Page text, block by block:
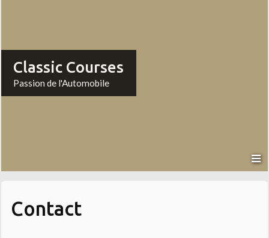
Classic Courses
Passion de l'Automobile
Contact